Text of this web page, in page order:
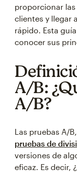
proporcionar
clientes y llegar
rápido. Esta
conocer sus
A/B:
A/B?
Las pruebas A/
pruebas de
versiones de
eficaz. Es decir,